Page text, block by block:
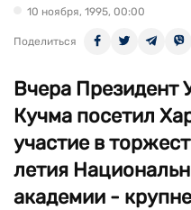
10 ноября, 1995, 00:00
Поделиться
Вчера Президент
Кучма посетил
участие в
летия
академии -